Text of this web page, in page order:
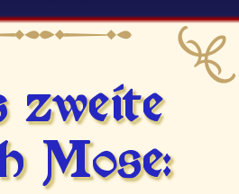
zweite
Mose: